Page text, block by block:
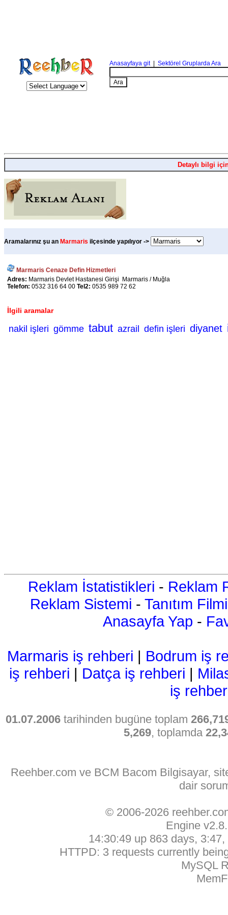
Anasayfaya git| Sektörel Gruplarda Ara
Detaylı bilgi
Aramalarınız şu an Marmaris ilçesinde yapılıyor ->
Marmaris Cenaze Defin Hizmetleri
Adres: Marmaris Devlet Hastanesi Girişi Marmaris / Muğla
Telefon: 0532 316 64 00 Tel2: 0535 989 72 62
İlgili aramalar
nakil işleri gömme tabut azrail defin işleri diyanet
Reklam İstatistikleri - Reklam
Reklam Sistemi - Tanıtım Filmi
Anasayfa Yap -
Marmaris iş rehberi | Bodrum iş
iş rehberi | Datça iş rehberi |
iş
01.07.2006 tarihinden bugüne toplam
5,269, toplamda
Reehber.com ve BCM Bacom Bilgisayar,
dair
© 2006-2026
Engine
14:30:49 up 863 days,
HTTPD: 3 requests currently
MySQL